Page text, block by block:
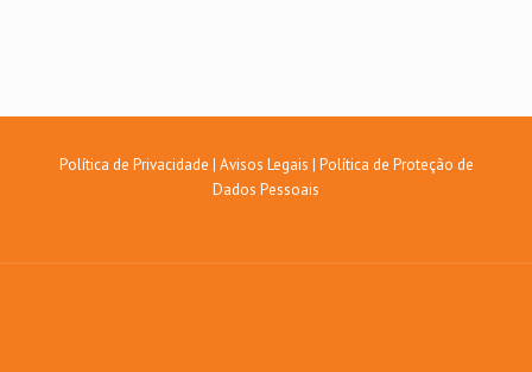
Política de Privacidade | Avisos Legais | Política de Proteção de
Dados Pessoais